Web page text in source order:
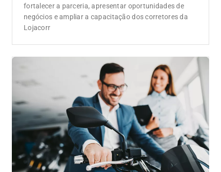
fortalecer a parceria, apresentar oportunidades de
negócios e ampliar a capacitação dos corretores da
Lojacorr